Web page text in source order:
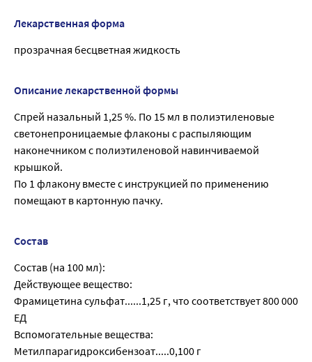
Лекарственная форма
прозрачная бесцветная жидкость
Описание лекарственной формы
Спрей назальный 1,25 %. По 15 мл в полиэтиленовые
светонепроницаемые флаконы с распыляющим
наконечником с полиэтиленовой навинчиваемой
крышкой.
По 1 флакону вместе с инструкцией по применению
помещают в картонную пачку.
Состав
Состав (на 100 мл):
Действующее вещество:
Фрамицетина сульфат......1,25 г, что соответствует 800 000
ЕД
Вспомогательные вещества:
Метилпарагидроксибензоат.....0,100 г